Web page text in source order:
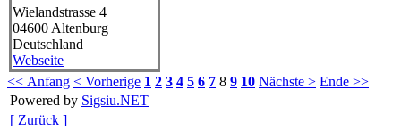
Wielandstrasse 4
04600 Altenburg
Deutschland
Webseite
<< Anfang < Vorherige 1 2 3 4 5 6 7 8 9 10 Nächste > Ende >>
Powered by Sigsiu.NET
[ Zurück ]